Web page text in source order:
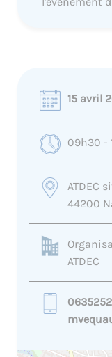
15 avril
09h30 -
ATDEC
44200
ATDEC